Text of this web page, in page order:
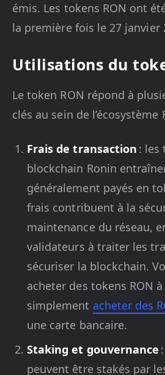
émis. Les tokens RON ont
la première fois le 27 janvier
Utilisations du
Le token RON répond à
clés au sein de l’écosystème
Frais de transaction : les
blockchain Ronin
généralement payés en
frais contribuent à la
maintenance du réseau,
validateurs à traiter les
sécuriser la blockchain.
acheter des tokens RON
simplement acheter des
une carte bancaire.
Staking et gouvernance
peuvent être stakés par